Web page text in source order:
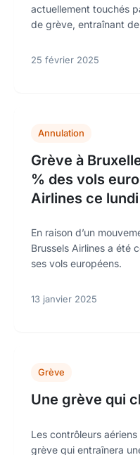
actuellement touchés
de grève, entraînant
25 février 2025
Annulation
Grève à
% des vols
Airlines ce lundi
En raison d’un
Brussels Airlines a été
ses vols européens.
13 janvier 2025
Grève
Une grève qui
Les contrôleurs
grève qui entraînera